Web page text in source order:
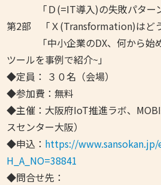
「Ｄ(=IT導入)の失敗パターン
第2部
「Ｘ(Transformation)はど
「中小企業のDX、何から始め
ツールを事例で紹介~」
◆定員： ３０名（会場）
◆参加費：無料
◆主催：大阪府IoT推進ラボ、
スセンター大阪）
◆申込： https://
H_A_NO=38841
◆問合せ先：